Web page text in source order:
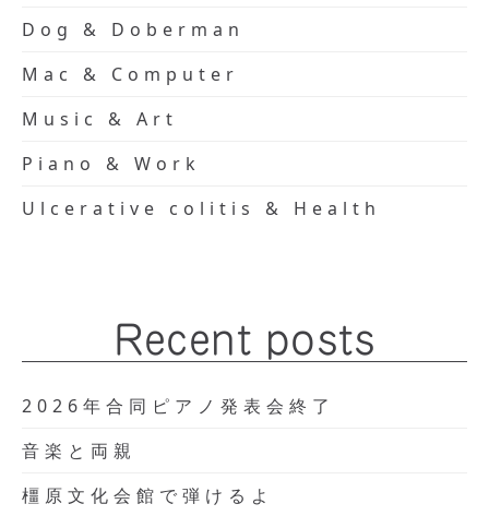
Dog & Doberman
Mac & Computer
Music & Art
Piano & Work
Ulcerative colitis & Health
Recent posts
2026年合同ピアノ発表会終了
音楽と両親
橿原文化会館で弾けるよ